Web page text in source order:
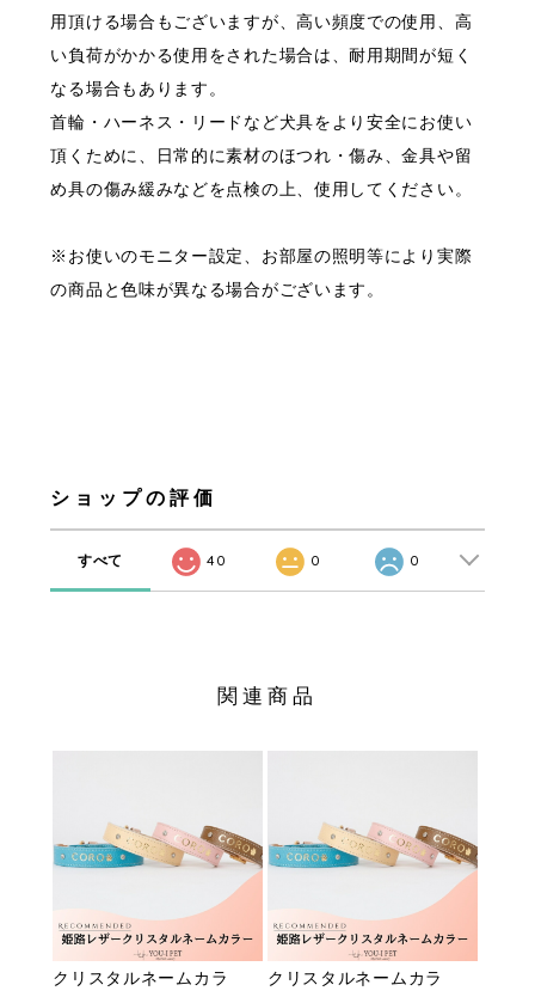
用頂ける場合もございますが、高い頻度での使用、高
い負荷がかかる使用をされた場合は、耐用期間が短く
なる場合もあります。
首輪・ハーネス・リードなど犬具をより安全にお使い
頂くために、日常的に素材のほつれ・傷み、金具や留
め具の傷み緩みなどを点検の上、使用してください。
※お使いのモニター設定、お部屋の照明等により実際
の商品と色味が異なる場合がございます。
ショップの評価
すべて 40 0 0
関連商品
クリスタルネームカラ
クリスタルネームカラ